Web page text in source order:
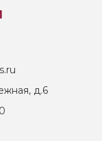
д.6